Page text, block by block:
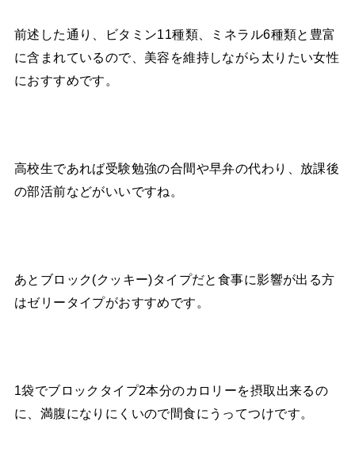
前述した通り、ビタミン11種類、ミネラル6種類と豊富
に含まれているので、美容を維持しながら太りたい女性
におすすめです。
高校生であれば受験勉強の合間や早弁の代わり、放課後
の部活前などがいいですね。
あとブロック(クッキー)タイプだと食事に影響が出る方
はゼリータイプがおすすめです。
1袋でブロックタイプ2本分のカロリーを摂取出来るの
に、満腹になりにくいので間食にうってつけです。